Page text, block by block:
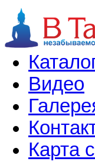
Видео
Карта